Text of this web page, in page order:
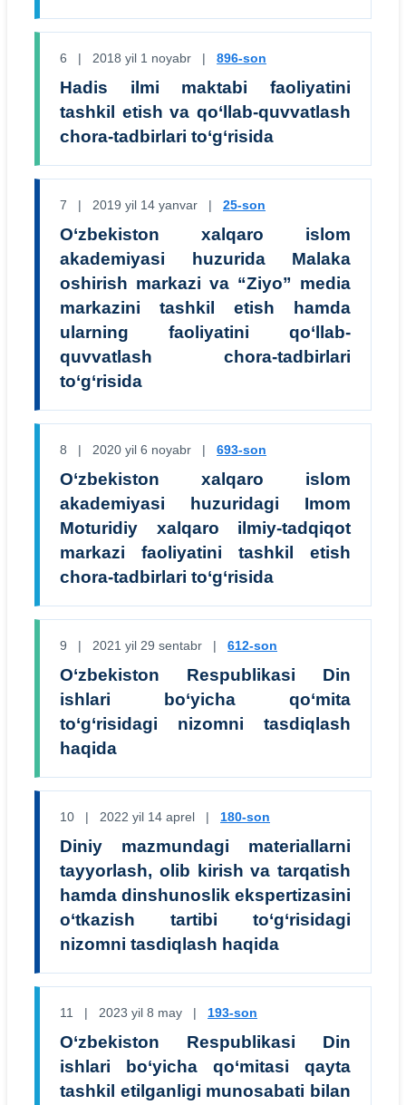
6 | 2018 yil 1 noyabr | 896-son
Hadis ilmi maktabi faoliyatini
tashkil etish va qo‘llab-quvvatlash
chora-tadbirlari to‘g‘risida
7 | 2019 yil 14 yanvar | 25-son
O‘zbekiston xalqaro islom
akademiyasi huzurida Malaka
oshirish markazi va “Ziyo” media
markazini tashkil etish hamda
ularning faoliyatini qo‘llab-
quvvatlash chora-tadbirlari
to‘g‘risida
8 | 2020 yil 6 noyabr | 693-son
O‘zbekiston xalqaro islom
akademiyasi huzuridagi Imom
Moturidiy xalqaro ilmiy-tadqiqot
markazi faoliyatini tashkil etish
chora-tadbirlari to‘g‘risida
9 | 2021 yil 29 sentabr | 612-son
O‘zbekiston Respublikasi Din
ishlari bo‘yicha qo‘mita
to‘g‘risidagi nizomni tasdiqlash
haqida
10 | 2022 yil 14 aprel | 180-son
Diniy mazmundagi materiallarni
tayyorlash, olib kirish va tarqatish
hamda dinshunoslik ekspertizasini
o‘tkazish tartibi to‘g‘risidagi
nizomni tasdiqlash haqida
11 | 2023 yil 8 may | 193-son
O‘zbekiston Respublikasi Din
ishlari bo‘yicha qo‘mitasi qayta
tashkil etilganligi munosabati bilan